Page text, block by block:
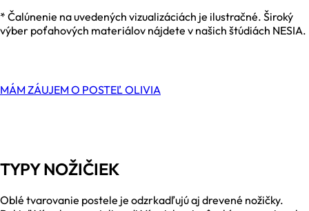
* Čalúnenie na uvedených vizualizáciách je ilustračné. Široký
výber poťahových materiálov nájdete v našich štúdiách NESIA.
MÁM ZÁUJEM O POSTEĽ OLIVIA
TYPY NOŽIČIEK
Oblé tvarovanie postele je odzrkadľujú aj drevené nožičky.